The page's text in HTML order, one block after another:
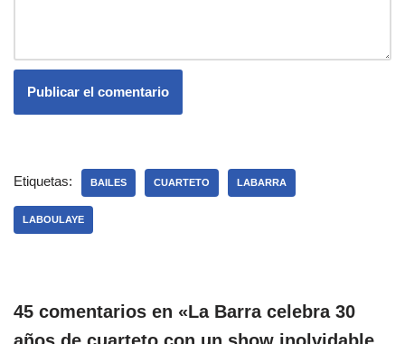
Etiquetas: BAILES CUARTETO LABARRA
LABOULAYE
45 comentarios en «La Barra celebra 30
años de cuarteto con un show inolvidable